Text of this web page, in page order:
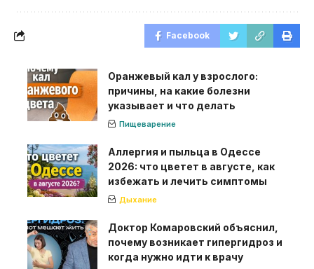
Facebook
Оранжевый кал у взрослого:
причины, на какие болезни
указывает и что делать
Пищеварение
Аллергия и пыльца в Одессе
2026: что цветет в августе, как
избежать и лечить симптомы
Дыхание
Доктор Комаровский объяснил,
почему возникает гипергидроз и
когда нужно идти к врачу